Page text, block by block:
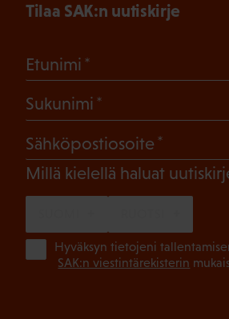
Tilaa SAK:n uutiskirje
Etunimi
Sukunimi
Sähköpostiosoite
Millä kielellä haluat
Hyväksyn tietojeni
SAK:n viestintärekisterin